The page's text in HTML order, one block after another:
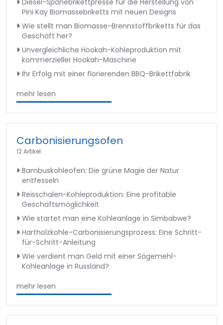
Pini Kay Biomassebriketts mit neuen Designs
Wie stellt man Biomasse-Brennstoffbriketts für das
Geschäft her?
Unvergleichliche Hookah-Kohleproduktion mit
kommerzieller Hookah-Maschine
Ihr Erfolg mit einer florierenden BBQ-Brikettfabrik
mehr lesen
Carbonisierungsofen
12 Artikel
Bambuskohleofen: Die grüne Magie der Natur
entfesseln
Reisschalen-Kohleproduktion: Eine profitable
Geschäftsmöglichkeit
Wie startet man eine Kohleanlage in Simbabwe?
Hartholzkohle-Carbonisierungsprozess: Eine Schritt-
für-Schritt-Anleitung
Wie verdient man Geld mit einer Sägemehl-
Kohleanlage in Russland?
mehr lesen